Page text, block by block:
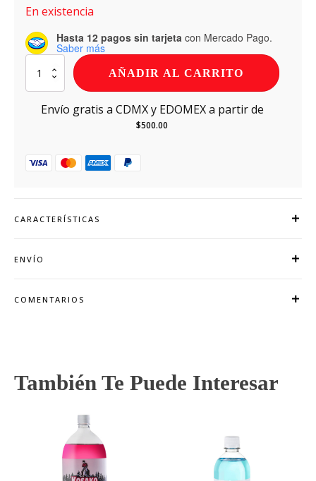
En existencia
Hasta 12 pagos sin tarjeta con Mercado Pago.
Saber más
Kosako
Tamarindo
Spicy
AÑADIR AL CARRITO
Envío gratis a CDMX y EDOMEX a partir de
$500.00
CARACTERÍSTICAS
ENVÍO
COMENTARIOS
También Te Puede Interesar